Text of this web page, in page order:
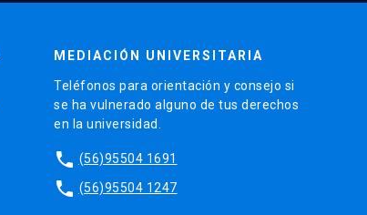
MEDIACIÓN UNIVERSITARIA
Teléfonos para orientación y consejo si
se ha vulnerado alguno de tus derechos
en la universidad.
phone (56)95504 1691
phone (56)95504 1247